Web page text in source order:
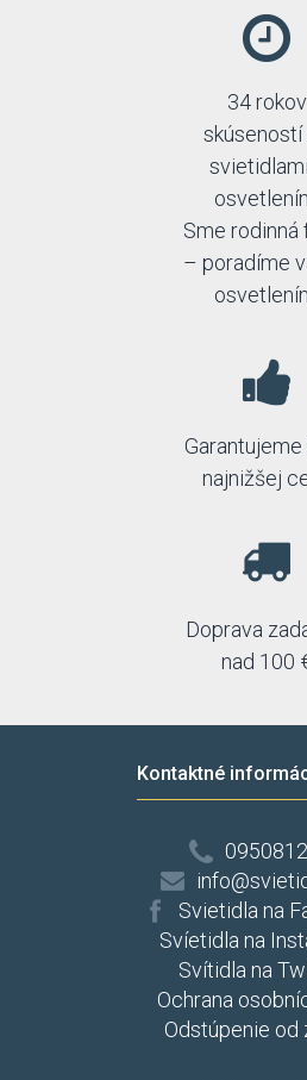
34 rokov
skúseností
Sme rodinná
– poradíme
Garantujeme
najnižšej
Doprava
nad 100
Kontaktné
Svietidla na
Svíetidla na
Svítidla na
Ochrana
Odstúpenie od